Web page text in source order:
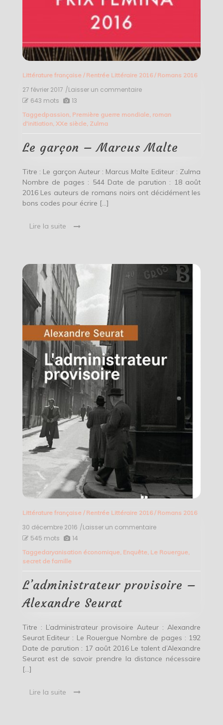
Littérature française/ Rentrée Littéraire 2016/ Romans 2016
27 février 2017 /Laisser un commentaireon
–
643 mots 13
Taggedpassion, Première guerre mondiale, roman
d'initiation, XXe siècle, Zulma
Le garçon – Marcus Malte
Titre : Le garçon Auteur : Marcus Malte Editeur : Zulma
Nombre de pages : 544 Date de parution : 18 août
2016 Les auteurs de romans noirs ont décidément les
bons codes pour écrire […]
Lire la suite
Littérature française/ Rentrée Littéraire 2016/ Romans 2016
30 décembre 2016 /Laisser un commentaireon
–
545 mots 14
Taggedaryanisation économique, Enquête, Le Rouergue,
secret de famille
L’administrateur provisoire –
Alexandre Seurat
Titre : L’administrateur provisoire Auteur : Alexandre
Seurat Editeur : Le Rouergue Nombre de pages : 192
Date de parution : 17 août 2016 Le talent d’Alexandre
Seurat est de savoir prendre la distance nécessaire
[…]
Lire la suite